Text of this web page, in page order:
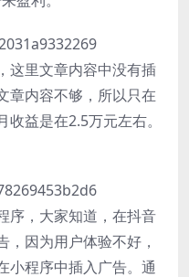
这里文章内容中没有插
章内容不够，所以只在
益是在2.5万元左右。
序，大家知道，在抖音
因为用户体验不好，
小程序中插入广告。通